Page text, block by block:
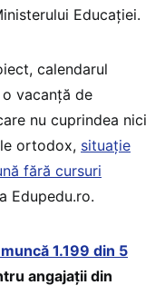
Educației.
calendarul
vacanță de
nu cuprindea nici
ortodox, situație
fără cursuri
Edupedu.ro.
1.199 din 5
angajații din